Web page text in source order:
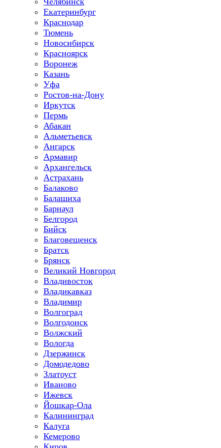
Екатеринбург
Краснодар
Тюмень
Новосибирск
Красноярск
Воронеж
Казань
Уфа
Ростов-на-Дону
Иркутск
Пермь
Абакан
Альметьевск
Ангарск
Армавир
Архангельск
Астрахань
Балаково
Балашиха
Барнаул
Белгород
Бийск
Благовещенск
Братск
Брянск
Великий Новгород
Владивосток
Владикавказ
Владимир
Волгоград
Волгодонск
Волжский
Вологда
Дзержинск
Домодедово
Златоуст
Иваново
Ижевск
Йошкар-Ола
Калининград
Калуга
Кемерово